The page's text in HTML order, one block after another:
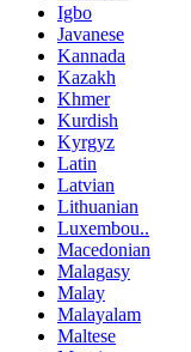
Igbo
Javanese
Kannada
Kazakh
Khmer
Kurdish
Kyrgyz
Latin
Latvian
Lithuanian
Luxembou..
Macedonian
Malagasy
Malay
Malayalam
Maltese